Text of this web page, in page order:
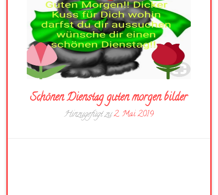
Schönen Dienstag guten morgen bilder
Hinzugefügt zu2. Mai 2019